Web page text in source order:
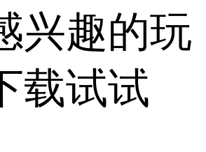
兴趣的玩
载试试